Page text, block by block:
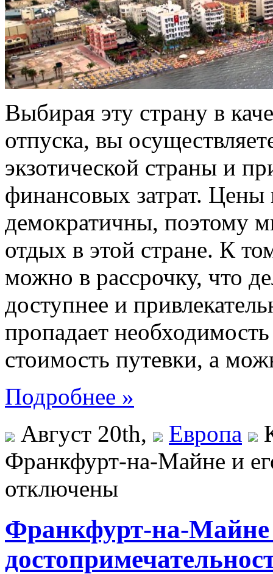
Выбирая эту страну в
отпуска, вы
экзотической страны и
финансовых затрат.
демократичны, поэтому
отдых в этой стране. К
можно в рассрочку, что
доступнее и
пропадает
стоимость путевки, а
Подробнее »
Август 20th,
Европа
Франкфурт-на-Майне и
отключены
Франкфурт-на-Майне